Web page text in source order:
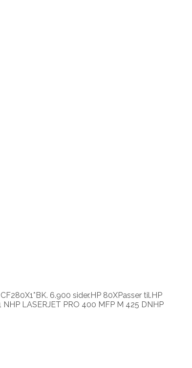
6.900 sider.HP 80XPasser til.HP
LASERJET PRO 400 MFP M 425 DNHP